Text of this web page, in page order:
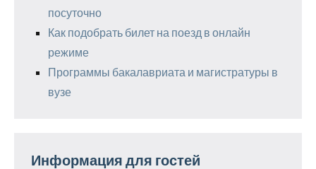
посуточно
Как подобрать билет на поезд в онлайн
режиме
Программы бакалавриата и магистратуры в
вузе
Информация для гостей